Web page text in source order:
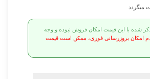
میگردد
شده با این قیمت امکان فروش نبوده و وجه
امکان بروزرسانی فوری، ممکن است قیمت